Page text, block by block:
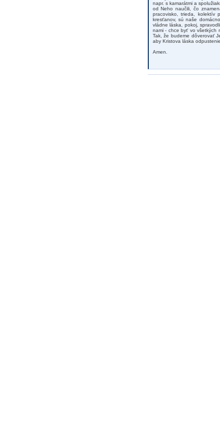
napr. s kamarátmi a
od Neho naučili, čo
pracovisko, trieda, kolektív
kresťanov, sú naše
vládne láska, pokoj,
nami - chce byť vo všetkých
Tak, že budeme dôverovať
aby Kristova láska
Amen.